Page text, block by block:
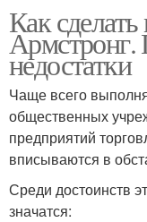
Как
недостатки
Чаще всего
общественных
предприятий
вписываются в
Среди достоинств
значатся: